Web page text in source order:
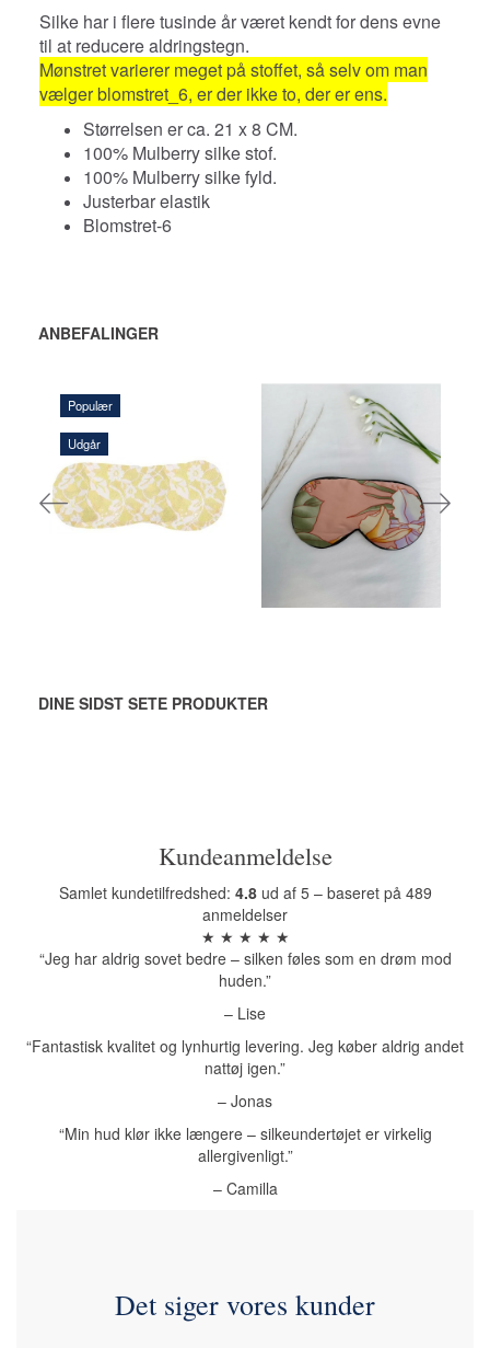
Silke har i flere tusinde år været kendt for dens evne
til at reducere aldringstegn.
Mønstret varierer meget på stoffet, så selv om man
vælger blomstret_6, er der ikke to, der er ens.
Størrelsen er ca. 21 x 8 CM.
100% Mulberry silke stof.
100% Mulberry silke fyld.
Justerbar elastik
Blomstret-6
ANBEFALINGER
Populær
Udgår
135,00 DKK 145,00 DKK
LÆG I KURV
DINE SIDST SETE PRODUKTER
Kundeanmeldelse
Samlet kundetilfredshed: 4.8ud af 5 – baseret på 489
anmeldelser
★ ★ ★ ★ ★
“Jeg har aldrig sovet bedre – silken føles som en drøm mod
huden.”
– Lise
“Fantastisk kvalitet og lynhurtig levering. Jeg køber aldrig andet
nattøj igen.”
– Jonas
“Min hud klør ikke længere – silkeundertøjet er virkelig
allergivenligt.”
– Camilla
Det siger vores kunder